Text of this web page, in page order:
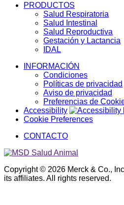
PRODUCTOS
Salud Respiratoria
Salud Intestinal
Salud Reproductiva
Gestación y Lactancia
IDAL
INFORMACIÓN
Condiciones
Políticas de privacidad
Aviso de privacidad
Preferencias de
Accessibility
Cookie Preferences
CONTACTO
Copyright © 2026 Merck & Co.,
its affiliates. All rights reserved.